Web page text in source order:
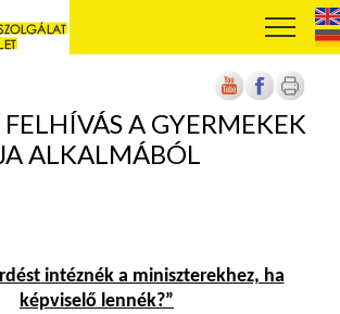
A GYERMEKEK
ALKALMÁBÓL
intéznék a miniszterekhez, ha
képviselő lennék?”